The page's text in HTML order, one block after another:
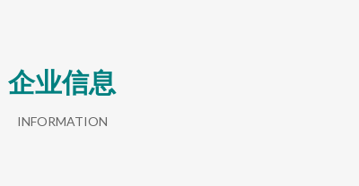
企业信息
INFORMATION